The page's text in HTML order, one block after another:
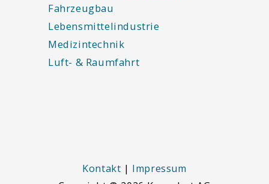
Fahrzeugbau
Lebensmittelindustrie
Medizintechnik
Luft- & Raumfahrt
Kontakt | Impressum